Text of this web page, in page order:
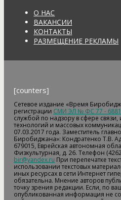
О НАС
ВАКАНСИИ
КОНТАКТЫ
РАЗМЕЩЕНИЕ РЕКЛАМЫ
[counters]
Сетевое издание «Время
регистрации СМИ ЭЛ № ФС 77 -
службой по надзору в сфере
технологий и массовых
07.03.2017 года. Заместитель
Биробиджана»: Кондратенко Т.В.
679015, Еврейская автономная
Физкультурная, д. 26. Телефон
bir@yandex.ru При перепечатке
использовании текстовых
иных ресурсах в сети Интернет
обязательна. Мнение авторов
точку зрения редакции. Если, по
опубликованная информация не